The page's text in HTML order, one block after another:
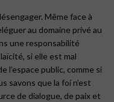
Même face à
au domaine privé au
une responsabilité
si elle est mal
l’espace public, comme si
savons que la foi n’est
de dialogue, de paix et